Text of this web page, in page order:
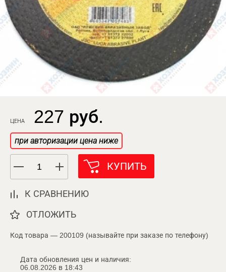
ЦЕНА 227 руб.
при авторизации цена ниже
КУПИТЬ
К СРАВНЕНИЮ
ОТЛОЖИТЬ
Код товара — 200109 (называйте при заказе по телефону)
Дата обновления цен и наличия:
06.08.2026 в 18:43